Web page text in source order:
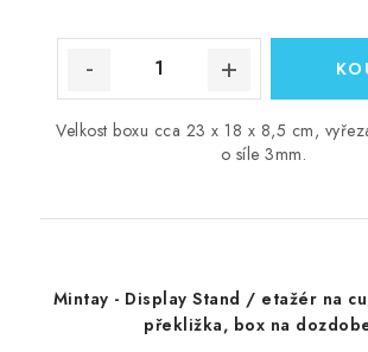
Velkost boxu cca 23 x 18 x 8,5 cm,
o síle 3mm.
Mintay - Display Stand / etažér na
překližka, box na